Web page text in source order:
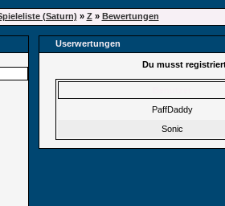
(Saturn) » Z» Bewertungen
Userwertungen
Du musst
PaffDaddy
Sonic